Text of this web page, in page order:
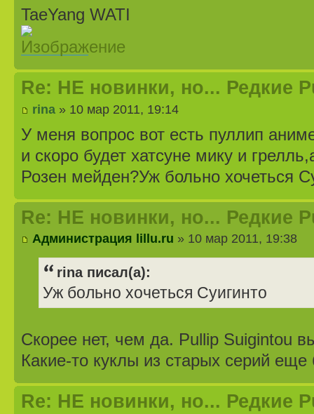
TaeYang WATI
Re: НЕ новинки, но... Редкие
rina » 10 мар 2011, 19:14
У меня вопрос вот есть пуллип
и скоро будет хатсуне мику и
Розен мейден?Уж больно хочеться
Re: НЕ новинки, но... Редкие
Администрация lillu.ru » 10 мар 2011, 19:38
rina писал(а):
Уж больно хочеться Суигинто
Скорее нет, чем да. Pullip Suigintou
Какие-то куклы из старых серий еще
Re: НЕ новинки, но... Редкие